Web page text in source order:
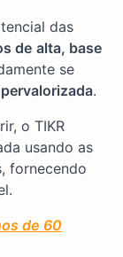
das
de alta, base
se
.
o TIKR
usando as
fornecendo
de 60